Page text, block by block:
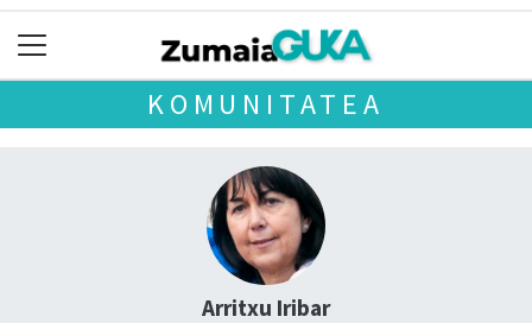
KOMUNITATEA
Arritxu Iribar